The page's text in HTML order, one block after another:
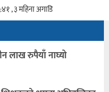
, ३ महिना अगाडि
लाख रुपैयाँ नाघ्यो